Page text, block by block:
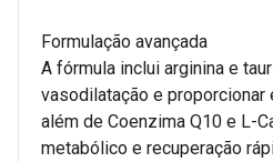
Formulação avançada
A fórmula inclui arginina e
vasodilatação e proporcionar
além de Coenzima Q10 e L-
metabólico e recuperação